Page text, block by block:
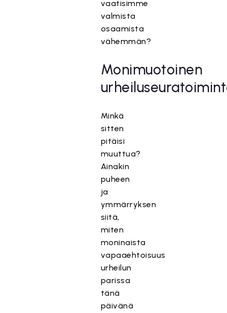
vaatisimme
valmista
osaamista
vähemmän?
Monimuotoinen
Minkä
sitten
pitäisi
muuttua?
Ainakin
puheen
ja
ymmärryksen
siitä,
miten
moninaista
vapaaehtoisuus
urheilun
parissa
tänä
päivänä